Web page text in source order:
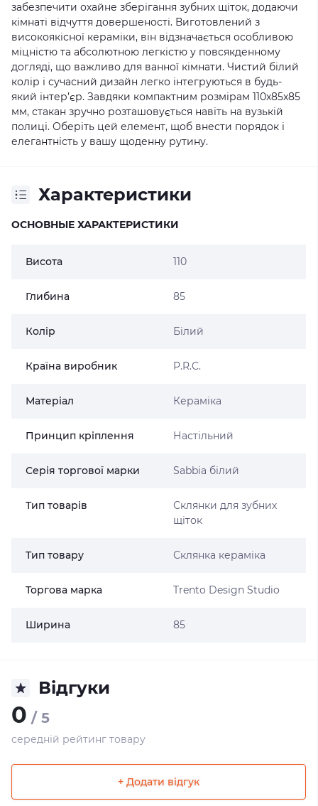
забезпечити охайне зберігання зубних щіток, додаючи
кімнаті відчуття довершеності. Виготовлений з
високоякісної кераміки, він відзначається особливою
міцністю та абсолютною легкістю у повсякденному
догляді, що важливо для ванної кімнати. Чистий білий
колір і сучасний дизайн легко інтегруються в будь-
який інтер’єр. Завдяки компактним розмірам 110x85x85
мм, стакан зручно розташовується навіть на вузькій
полиці. Оберіть цей елемент, щоб внести порядок і
елегантність у вашу щоденну рутину.
Характеристики
ОСНОВНЫЕ ХАРАКТЕРИСТИКИ
Висота 110
Глибина 85
Колір Білий
Країна виробник P.R.C.
Матеріал Кераміка
Принцип кріплення Настільний
Серія торгової марки Sabbia білий
Тип товарів
Склянки для зубних
щіток
Тип товару Склянка кераміка
Торгова марка Trento Design Studio
Ширина 85
Відгуки
0 / 5
середній рейтинг товару
+ Додати відгук